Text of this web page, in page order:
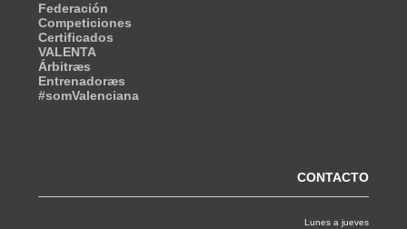
Federación
Competiciones
Certificados
VALENTA
Árbitræs
Entrenadoræs
#somValenciana
CONTACTO
Lunes a jueves